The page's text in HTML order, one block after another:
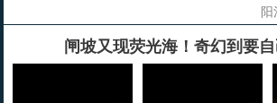
阳
闸坡又现荧光海！奇幻到要自